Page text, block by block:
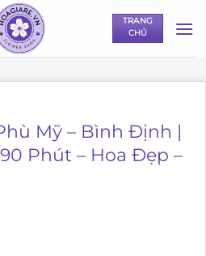
TRANG
CHỦ
Mỹ – Bình Định |
Phút – Hoa Đẹp –